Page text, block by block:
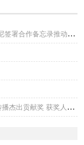
澳大利亚中医药学会与4Cyte Pathology在悉尼签署合作备忘录推动中医临床与现代病理检测协作 开启澳大利亚中医专业发展新篇章
2024年世界传统医药论坛-李文忠海外中医传播杰出贡献奖 获奖人员公示